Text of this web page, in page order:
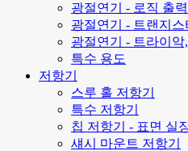
광절연기 - 로직 출력
광절연기 - 트랜지
광절연기 - 트라이악
특수 용도
저항기
스루 홀 저항기
특수 저항기
칩 저항기 - 표면 실
섀시 마운트 저항기